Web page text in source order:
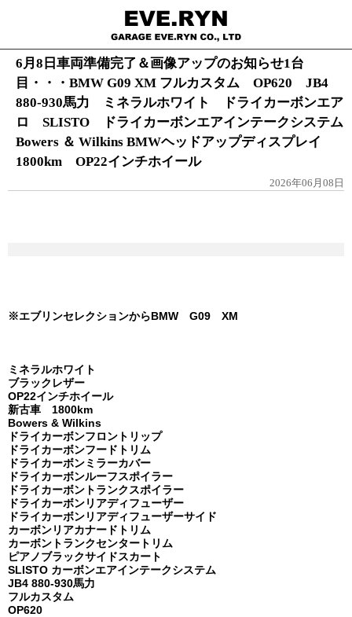
6月8日車両準備完了＆画像アップのお知らせ1台
目・・・BMW G09 XM フルカスタム OP620 JB4
880-930馬力 ミネラルホワイト ドライカーボンエア
ロ SLISTO ドライカーボンエアインテークシステム
Bowers ＆ Wilkins BMWヘッドアップディスプレイ
1800km OP22インチホイール
2026年06月08日
※エブリンセレクションからBMW G09 XM
ミネラルホワイト
ブラックレザー
OP22インチホイール
新古車 1800km
Bowers & Wilkins
ドライカーボンフロントリップ
ドライカーボンフードトリム
ドライカーボンミラーカバー
ドライカーボンルーフスポイラー
ドライカーボントランクスポイラー
ドライカーボンリアディフューザー
ドライカーボンリアディフューザーサイド
カーボンリアカナードトリム
カーボントランクセンタートリム
ピアノブラックサイドスカート
SLISTO カーボンエアインテークシステム
JB4 880-930馬力
フルカスタム
OP620